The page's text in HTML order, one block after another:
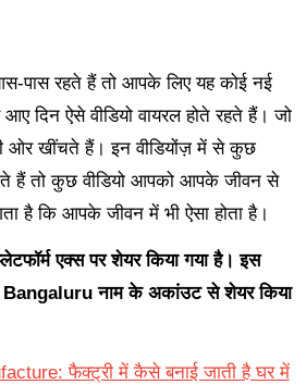
रहते हैं तो आपके लिए यह कोई नई
दिन ऐसे वीडियो वायरल होते रहते हैं। जो
ओर खींचते हैं। इन वीडियोंज़ में से कुछ
हैं तो कुछ वीडियो आपको आपके जीवन से
है कि आपके जीवन में भी ऐसा होता है।
एक्स पर शेयर किया गया है। इस
Bangaluru नाम के अकांउट से शेयर किया
फैक्ट्री में कैसे बनाई जाती है घर में